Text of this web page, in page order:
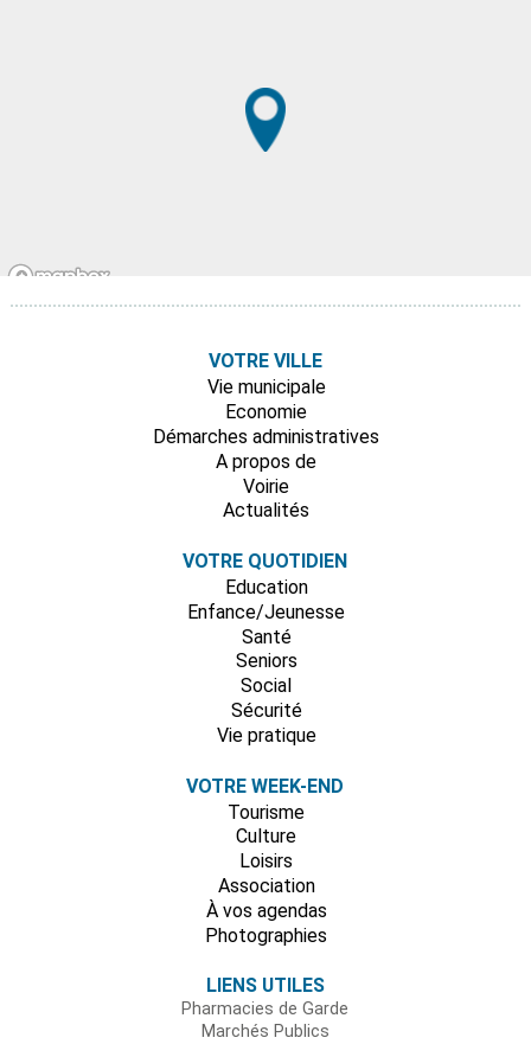
VOTRE VILLE
Vie municipale
Economie
Démarches administratives
A propos de
Voirie
Actualités
VOTRE QUOTIDIEN
Education
Enfance/Jeunesse
Santé
Seniors
Social
Sécurité
Vie pratique
VOTRE WEEK-END
Tourisme
Culture
Loisirs
Association
À vos agendas
Photographies
LIENS UTILES
Pharmacies de Garde
Marchés Publics